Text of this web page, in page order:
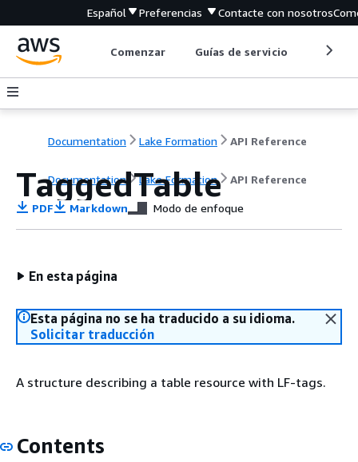
Español Preferencias Contacte con nosotros
Comenzar Guías de servicio
Documentation Lake Formation API Reference
Documentation Lake Formation API Reference
TaggedTable
PDF Markdown Modo de enfoque
En esta página
Esta página no se ha traducido a su idioma.
Solicitar traducción
A structure describing a table resource with LF-tags.
Contents